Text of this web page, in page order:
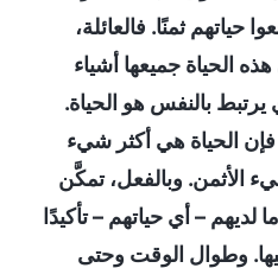
حياتهم ثمنًا. فالعائلة،
هذه الحياة جميعها أشياء
بالنفس هو الحياة.
الحياة هي أكثر شيء
الأثمن. وبالفعل، تمكَّن
لديهم – أي حياتهم – تأكيدًا
وطوال الوقت وحتى